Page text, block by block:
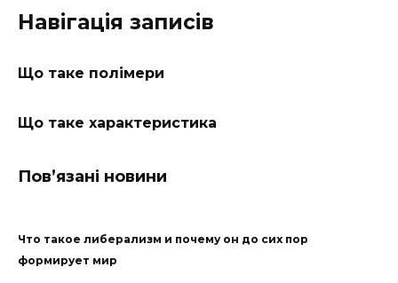
Навігація записів
Що таке полімери
Що таке характеристика
Пов’язані новини
Что такое либерализм и почему он до сих пор
формирует мир